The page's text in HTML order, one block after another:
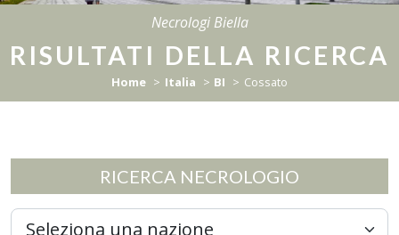
Necrologi Biella
RISULTATI DELLA RICERCA
Home Italia BI Cossato
RICERCA NECROLOGIO